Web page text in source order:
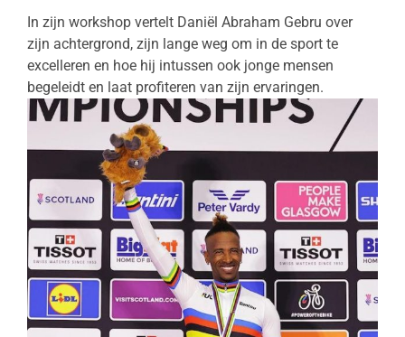
In zijn workshop vertelt Daniël Abraham Gebru over
zijn achtergrond, zijn lange weg om in de sport te
excelleren en hoe hij intussen ook jonge mensen
begeleidt en laat profiteren van zijn ervaringen.